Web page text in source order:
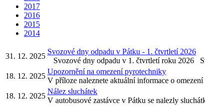
2017
2016
2015
2014
31. 12. 2025
Svozové dny odpadu v Pátku - 1. čtvrtletí 2026
Svozové dny odpadu v 1. čtvrtletí roku 2026
18. 12. 2025
Upozornění na omezení pyrotechniky
V příloze naleznete aktuální informace o
18. 12. 2025
Nález sluchátek
V autobusové zastávce v Pátku se nalezly